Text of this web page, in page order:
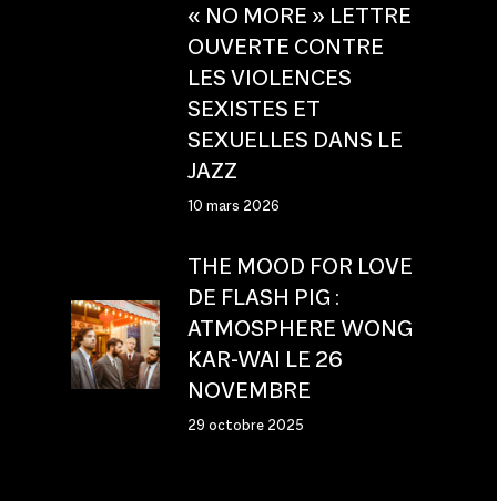
« NO MORE » LETTRE
OUVERTE CONTRE
LES VIOLENCES
SEXISTES ET
SEXUELLES DANS LE
JAZZ
10 mars 2026
THE MOOD FOR LOVE
DE FLASH PIG :
ATMOSPHERE WONG
KAR-WAI LE 26
NOVEMBRE
29 octobre 2025